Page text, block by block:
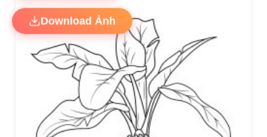
Download Ảnh